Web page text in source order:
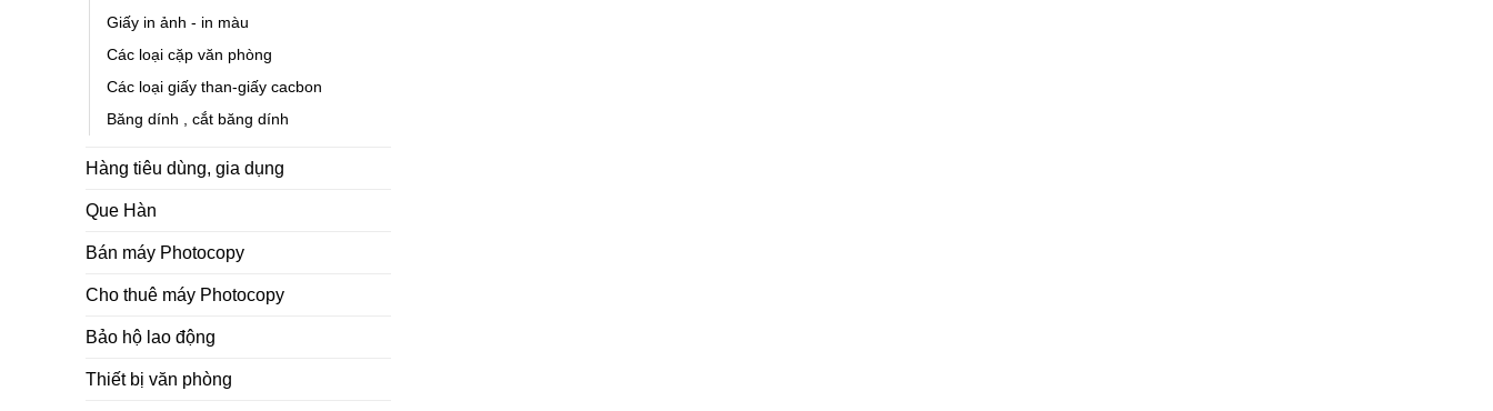
Giấy in ảnh - in màu
Các loại cặp văn phòng
Các loại giấy than-giấy cacbon
Băng dính , cắt băng dính
Hàng tiêu dùng, gia dụng
Que Hàn
Bán máy Photocopy
Cho thuê máy Photocopy
Bảo hộ lao động
Thiết bị văn phòng